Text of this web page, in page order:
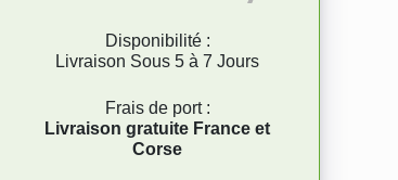
Disponibilité :
Livraison Sous 5 à 7 Jours
Frais de port :
Livraison gratuite France et
Corse